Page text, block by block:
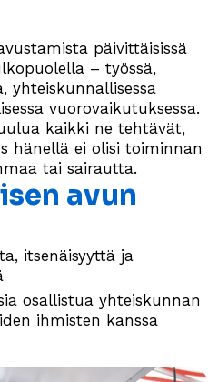
päivittäisissä
– työssä,
yhteiskunnallisessa
vuorovaikutuksessa.
kaikki ne tehtävät,
hänellä ei olisi toiminnan
tai sairautta.
avun
itsenäisyyttä ja
osallistua yhteiskunnan
ihmisten kanssa